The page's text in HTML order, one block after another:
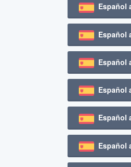
Español
Español
Español
Español
Español
Español